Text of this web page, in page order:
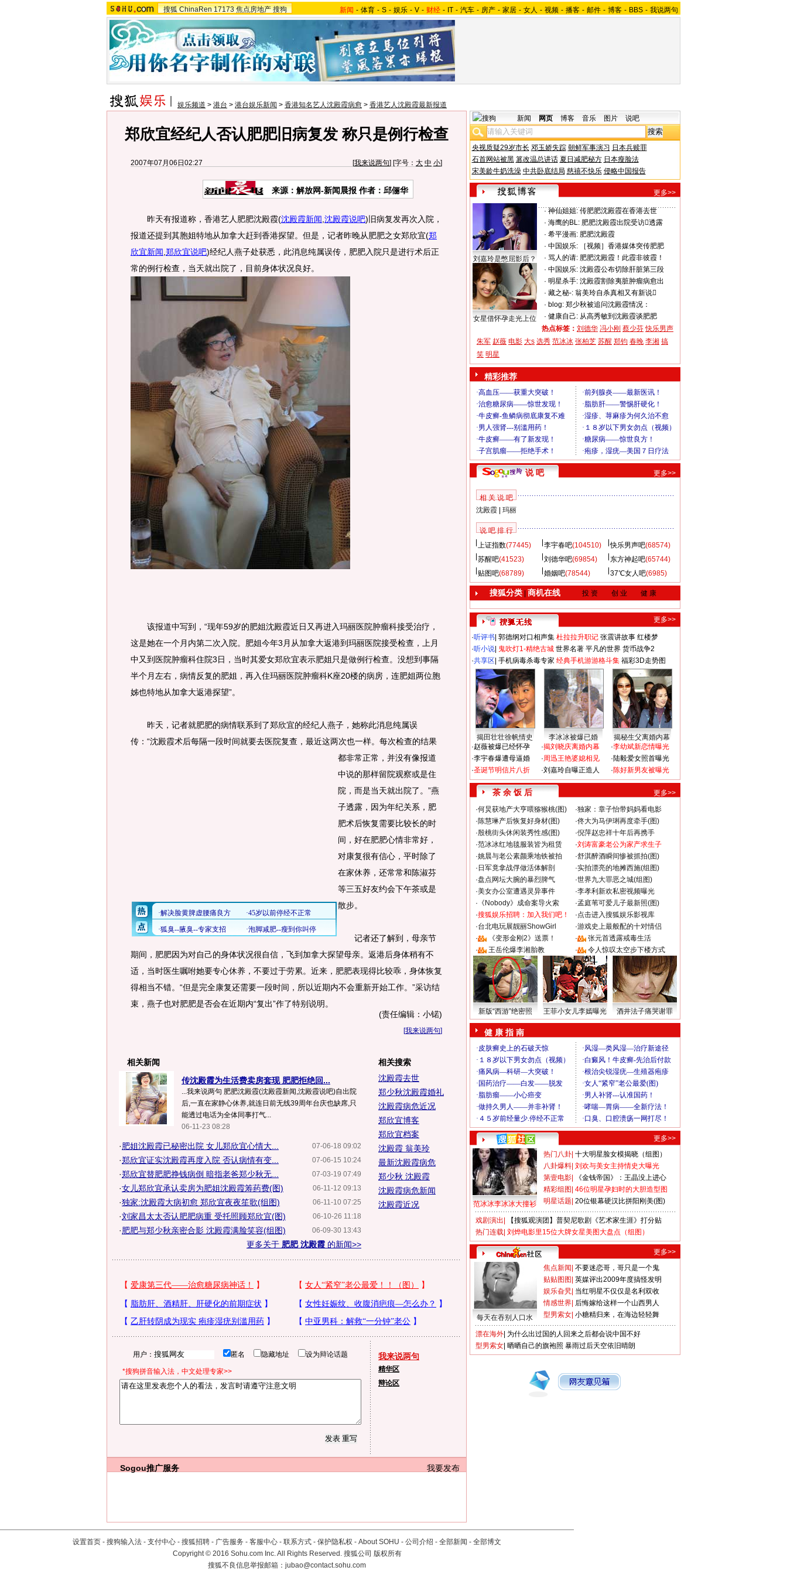
搜狐 ChinaRen 17173 焦点房地产 搜狗 新闻 - 体育 - S - 娱乐 - V - 财经 - IT - 汽车 - 房产 - 家居 - 女人 - 视频 - 播客 - 邮件 - 博客 - BBS - 我说两句
娱乐频道 > 港台 > 港台娱乐新闻 > 香港知名艺人沈殿霞病愈 > 香港艺人沈殿霞最新报道
郑欣宜经纪人否认肥肥旧病复发 称只是例行检查
2007年07月06日02:27 [我来说两句] [字号： 大 中 小]
来源：解放网-新闻晨报 作者：邱俪华
昨天有报道称，香港艺人肥肥沈殿霞(沈殿霞新闻 沈殿霞说吧) 旧病复发再次入院，
报道还提到其胞姐特地从加拿大赶到香港探望。但是，记者昨晚从肥肥之女郑欣宜(郑
欣宜新闻 郑欣宜说吧)经纪人燕子处获悉，此消息纯属误传，肥肥入院只是进行术后正
常的例行检查，当天就出院了，目前身体状况良好。
该报道中写到，“现年59岁的肥姐沈殿霞近日又再进入玛丽医院肿瘤科接受治疗，
这是她在一个月内第二次入院。肥姐今年3月从加拿大返港到玛丽医院接受检查，上月
中又到医院肿瘤科住院3日，当时其爱女郑欣宜表示肥姐只是做例行检查。没想到事隔
半个月左右，病情反复的肥姐，再入住玛丽医院肿瘤科K座20楼的病房，连肥姐两位胞
姊也特地从加拿大返港探望”。
昨天，记者就肥肥的病情联系到了郑欣宜的经纪人燕子，她称此消息纯属误
传：“沈殿霞术后每隔一段时间就要去医院复查，最近这两次也一样。 每次检查的结果
都非常正常，并没有像报道
中说的那样留院观察或是住
院，而是当天就出院了。”燕
子透露，因为年纪关系，肥
肥术后恢复需要比较长的时
间，好在肥肥心情非常好，
对康复很有信心，平时除了
在家休养，还常常和陈淑芬
等三五好友约会下午茶或是
散步。
记者还了解到，母亲节
期间，肥肥因为对自己的身体状况很自信，飞到加拿大探望母亲。返港后身体稍有不
适，当时医生嘱咐她要专心休养，不要过于劳累。近来，肥肥表现得比较乖，身体恢复
得相当不错。“但是完全康复还需要一段时间，所以近期内不会重新开始工作。”采访结
束，燕子也对肥肥是否会在近期内“复出”作了特别说明。
(责任编辑：小锘)
[我来说两句]
相关新闻
传沈殿霞为生活费卖房套现 肥肥拒绝回...
...我来说两句 肥肥沈殿霞(沈殿霞新闻,沈殿霞说吧)自出院
后,一直在家静心休养,就连日前无线39周年台庆也缺席,只
能透过电话为全体同事打气...
06-11-23 08:28
07-06-18 09:02
·肥姐沈殿霞已秘密出院 女儿郑欣宜心情大...
07-06-15 10:24
·郑欣宜证实沈殿霞再度入院 否认病情有变...
07-03-19 07:49
·郑欣宜替肥肥挣钱病倒 暗指老爸郑少秋无...
06-11-12 09:13
·女儿郑欣宜承认卖房为肥姐沈殿霞筹药费(图)
06-11-10 07:25
·独家:沈殿霞大病初愈 郑欣宜夜夜笙歌(组图)
06-10-26 11:18
·刘家昌太太否认肥肥病重 受托照顾郑欣宜(图)
06-09-30 13:43
·肥肥与郑少秋亲密合影 沈殿霞满脸笑容(组图)
更多关于 肥肥 沈殿霞 的新闻>>
相关搜索
沈殿霞去世
郑少秋沈殿霞婚礼
沈殿霞病危近况
郑欣宜博客
郑欣宜档案
沈殿霞 翁美玲
最新沈殿霞病危
郑少秋 沈殿霞
沈殿霞病危新闻
沈殿霞近况
用户： 匿名 隐藏地址 设为辩论话题
*搜狗拼音输入法，中文处理专家>>
我来说两句
精华区
辩论区
我要发布
Sogou推广服务
新闻 网页 博客 音乐 图片 说吧
央视质疑29岁市长 邓玉娇失踪 朝鲜军事演习 日本兵赎罪
石首网站被黑 篡改温总讲话 夏日减肥秘方 日本瘦脸法
宋美龄牛奶洗澡 中共卧底结局 慈禧不快乐 侵略中国报告
更多>>
刘嘉玲是憋屈影后？
女星借怀孕走光上位
· 神仙姐姐: 传肥肥沈殿霞在香港去世
· 海鹰的BL: 肥肥沈殿霞出院受访透露
· 希平漫画: 肥肥沈殿霞
· 中国娱乐:
［视频］香港媒体突传肥肥
· 骂人的请: 肥肥沈殿霞！此霞非彼霞！
· 中国娱乐: 沈殿霞公布切除肝脏第三段
· 明星杀手: 沈殿霞割除夷脏肿瘤病愈出
· 藏之秘-: 翁美玲自杀真相又有新说
· blog: 郑少秋被追问沈殿霞情况：
· 健康自己: 从高秀敏到沈殿霞谈肥肥
热点标签： 刘德华 冯小刚 蔡少芬 快乐男声
朱军 赵薇 电影 大s 选秀 范冰冰 张柏芝 苏醒 郑钧 春晚 李湘 搞
笑 明星
精彩推荐
说 吧 更多>>
相 关 说 吧
沈殿霞| 玛丽
说 吧 排 行
上证指数(77445) 李宇春吧(104510) 快乐男声吧(68574)
苏醒吧(41523) 刘德华吧(69854) 东方神起吧(65744)
贴图吧(68789) 婚姻吧(78544) 37℃女人吧(6985)
搜狐分类| 商机在线 投 资 创 业 健 康
更多>>
·听评书 郭德纲对口相声集 杜拉拉升职记 张震讲故事 红楼梦
·听小说 鬼吹灯1-精绝古城 世界名著 平凡的世界 货币战争2
·共享区 手机病毒杀毒专家 经典手机游游格斗集 福彩3D走势图
揭田壮壮徐帆情史 李冰冰被爆已婚
揭秘生父离婚内幕
·赵薇被爆已经怀孕
·李宇春爆遭母逼婚
·圣诞节明信片八折
·揭刘晓庆离婚内幕
·周迅王艳婆媳相见
·刘嘉玲自曝正造人
·李幼斌新恋情曝光
·陆毅爱女照首曝光
·陈好新男友被曝光
茶 余 饭 后
更多>>
·何炅获地产大亨喂猕猴桃(图) ·独家：章子怡带妈妈看电影
·陈慧琳产后恢复好身材(图) ·佟大为马伊琍再度牵手(图)
·殷桃街头休闲装秀性感(图) ·倪萍赵忠祥十年后再携手
·范冰冰红地毯服装皆为租赁 ·刘涛富豪老公为家产求生子
·姚晨与老公素颜乘地铁被拍 ·舒淇醉酒瞬间惨被抓拍(图)
· 日军竟拿战俘做活体解剖 ·实拍漂亮的地摊西施(组图)
·盘点网坛大腕的暴烈脾气 ·世界九大罪恶之城(组图)
·美女办公室遭遇灵异事件 ·李孝利新欢私密视频曝光
· 《Nobody》成命案导火索 ·孟庭苇可爱儿子最新照(图)
·搜狐娱乐招聘：加入我们吧！ ·点击进入搜狐娱乐影视库
·台北电玩展靓丽ShowGirl ·游戏史上最般配的十对情侣
·
《变形金刚2》送票！ ·
张元首透露戒毒生活
·
王岳伦爆李湘胎教 · 令人惊叹太空步下楼方式
新版“西游”绝密照 王菲小女儿李嫣曝光 酒井法子痛哭谢罪
健 康 指 南
更多>>
范冰冰李冰冰大撞衫
热门八卦 十大明星脸女模揭晓（组图）
八卦爆料 刘欢与美女主持情史大曝光
第壹电影
《金钱帝国》：王晶没上进心
精彩组图 46位明星孕妇时的大胆造型图
明星话题 20位银幕硬汉比拼阳刚美(图)
戏剧演出
【搜狐观演团】普契尼歌剧《艺术家生涯》打分贴
热门连载 刘烨电影里15位大牌女星美图大盘点（组图）
更多>>
每天在吞别人口水
焦点新闻 不要迷恋哥，哥只是一个鬼
贴贴图图 英媒评出2009年度搞怪发明
娱乐旮旯 当红明星不仅仅是名利双收
情感世界 后悔嫁给这样一个山西男人
型男索女 小糖精归来，在海边轻轻舞
漂在海外 为什么出过国的人回来之后都会说中国不好
型男索女 晒晒自己的旗袍照 暴雨过后天空依旧晴朗
设置首页 - 搜狗输入法 - 支付中心 - 搜狐招聘 - 广告服务 - 客服中心 - 联系方式 - 保护隐私权 - About SOHU - 公司介绍 - 全部新闻 - 全部博文
Copyright©2016 Sohu.com Inc. All Rights Reserved. 搜狐公司 版权所有
搜狐不良信息举报邮箱： jubao@contact.sohu.com